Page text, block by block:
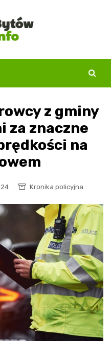
z gminy
za znaczne
na
Kronika policyjna